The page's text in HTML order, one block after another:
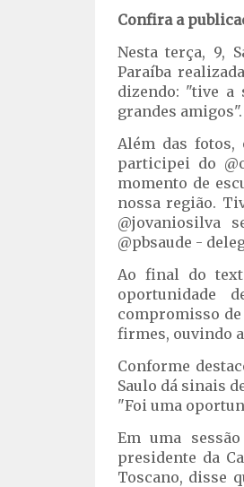
Confira a
Nesta terça, 9,
Paraíba
dizendo: "tive a
grandes amigos".
Além das fotos,
participei do
momento de
nossa região.
@jovaniosilva
@pbsaude -
Ao final do
oportunidade
compromisso
firmes, ouvindo
Conforme
Saulo dá sinais
"Foi uma
Em uma
presidente da
Toscano, disse